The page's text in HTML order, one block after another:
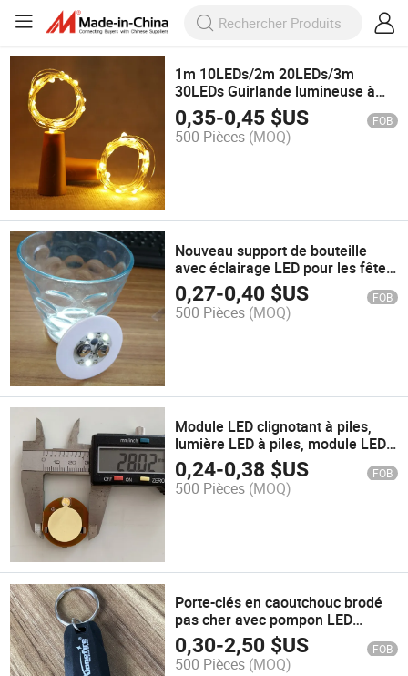
1m 10LEDs/2m 20LEDs/3m
30LEDs Guirlande lumineuse à
piles Mini LED étoilée pour
mariage
0,35-0,45 $US FOB
500 Pièces (MOQ)
Nouveau support de bouteille
avec éclairage LED pour les fêtes,
lumières LED pour bouteilles de
bière et de spiritueux pour la
promotion
0,27-0,40 $US FOB
500 Pièces (MOQ)
Module LED clignotant à piles,
lumière LED à piles, module LED
clignotant pour publicité
0,24-0,38 $US FOB
500 Pièces (MOQ)
Porte-clés en caoutchouc brodé
pas cher avec pompon LED
personnalisé en acrylique PVC.
Porte-clés pas cher
0,30-2,50 $US FOB
500 Pièces (MOQ)